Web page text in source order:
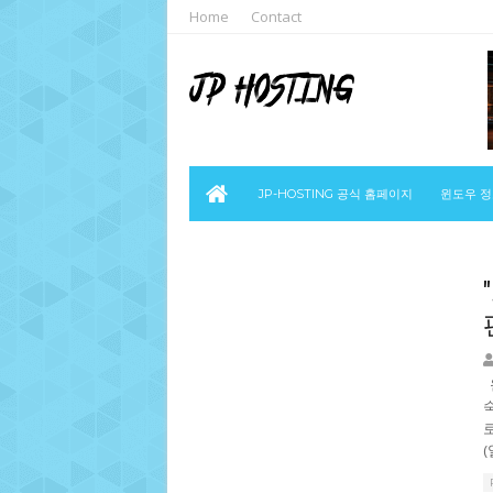
Home Contact
JP-HOSTING 공식 홈페이지 윈도우
(